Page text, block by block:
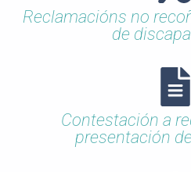
Reclamacións no
de
Contestación a
presentación